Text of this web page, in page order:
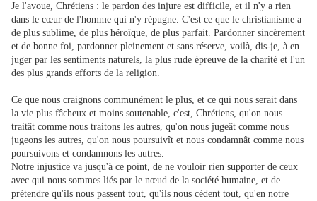
Je l'avoue, Chrétiens : le pardon des injure est difficile, et il n'y a rien
dans le cœur de l'homme qui n'y répugne. C'est ce que le christianisme a
de plus sublime, de plus héroïque, de plus parfait. Pardonner sincèrement
et de bonne foi, pardonner pleinement et sans réserve, voilà, dis-je, à en
juger par les sentiments naturels, la plus rude épreuve de la charité et l'un
des plus grands efforts de la religion.
Ce que nous craignons communément le plus, et ce qui nous serait dans
la vie plus fâcheux et moins soutenable, c'est, Chrétiens, qu'on nous
traitât comme nous traitons les autres, qu'on nous jugeât comme nous
jugeons les autres, qu'on nous poursuivît et nous condamnât comme nous
poursuivons et condamnons les autres.
Notre injustice va jusqu'à ce point, de ne vouloir rien supporter de ceux
avec qui nous sommes liés par le nœud de la société humaine, et de
prétendre qu'ils nous passent tout, qu'ils nous cèdent tout, qu'en notre